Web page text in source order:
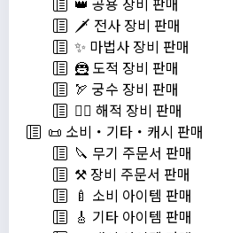
🗡️ 전사 장비 판매
✨ 마법사 장비 판매
🦹 도적 장비 판매
🏹 궁수 장비 판매
🏴‍☠️ 해적 장비 판매
📜 소비・기타・캐시 판매
🔪 무기 주문서 판매
⚒️ 장비 주문서 판매
🍼 소비 아이템 판매
🎸 기타 아이템 판매